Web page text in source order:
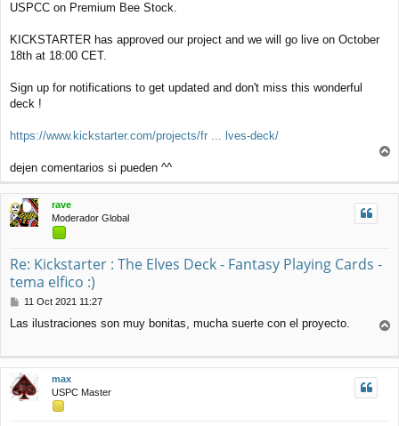
USPCC on Premium Bee Stock.
KICKSTARTER has approved our project and we will go live on October
18th at 18:00 CET.
Sign up for notifications to get updated and don't miss this wonderful
deck !
https://www.kickstarter.com/projects/fr ... lves-deck/
dejen comentarios si pueden ^^
r
i
rave
Moderador Global
Re: Kickstarter : The Elves Deck - Fantasy Playing Cards -
tema elfico :)
M
n
j
e
11 Oct 2021 11:27
Las ilustraciones son muy bonitas, mucha suerte con el proyecto.
i
max
USPC Master